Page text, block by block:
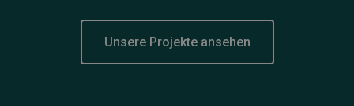
Unsere Projekte ansehen